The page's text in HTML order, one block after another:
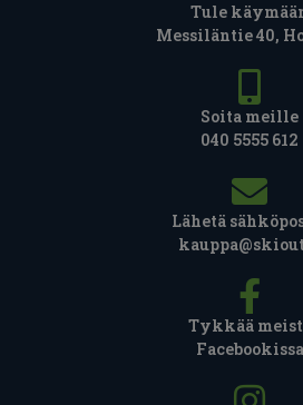
Tule
Messiläntie 40,
Soita meille
040 5555 612
Lähetä
Tykkää
Facebookissa